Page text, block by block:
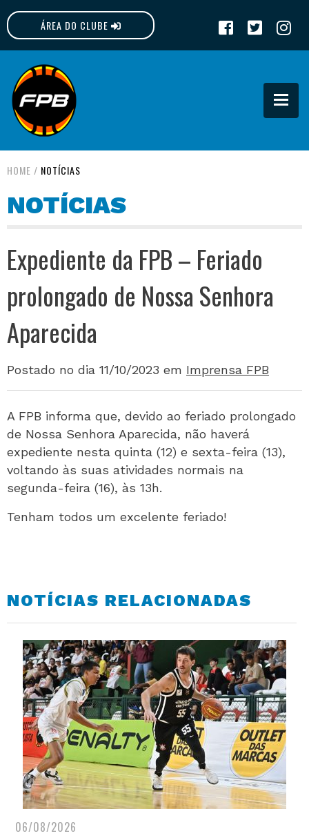
ÁREA DO CLUBE
FPB
HOME / NOTÍCIAS
NOTÍCIAS
Expediente da FPB – Feriado
prolongado de Nossa Senhora
Aparecida
Postado no dia 11/10/2023 em Imprensa FPB
A FPB informa que, devido ao feriado prolongado
de Nossa Senhora Aparecida, não haverá
expediente nesta quinta (12) e sexta-feira (13),
voltando às suas atividades normais na
segunda-feira (16), às 13h.
Tenham todos um excelente feriado!
NOTÍCIAS RELACIONADAS
06/08/2026